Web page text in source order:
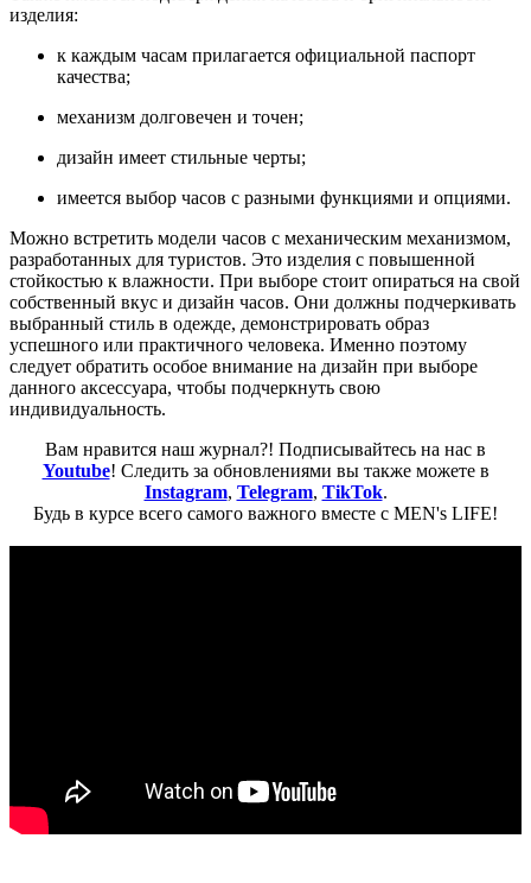
изделия:
к каждым часам прилагается официальной паспорт
качества;
механизм долговечен и точен;
дизайн имеет стильные черты;
имеется выбор часов с разными функциями и опциями.
Можно встретить модели часов с механическим механизмом,
разработанных для туристов. Это изделия с повышенной
стойкостью к влажности. При выборе стоит опираться на свой
собственный вкус и дизайн часов. Они должны подчеркивать
выбранный стиль в одежде, демонстрировать образ
успешного или практичного человека. Именно поэтому
следует обратить особое внимание на дизайн при выборе
данного аксессуара, чтобы подчеркнуть свою
индивидуальность.
Вам нравится наш журнал?! Подписывайтесь на нас в
Youtube! Следить за обновлениями вы также можете в
Instagram, Telegram, TikTok.
Будь в курсе всего самого важного вместе с MEN's LIFE!